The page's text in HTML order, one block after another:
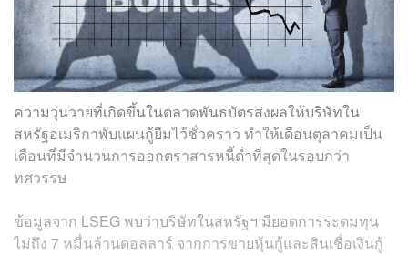
ความวุ่นวายที่เกิดขึ้นในตลาดพันธบัตรส่งผลให้บริษัทใน
สหรัฐอเมริกาพับแผนกู้ยืมไว้ชั่วคราว ทำให้เดือนตุลาคมเป็น
เดือนที่มีจำนวนการออกตราสารหนี้ต่ำที่สุดในรอบกว่า
ทศวรรษ
ข้อมูลจาก LSEG พบว่าบริษัทในสหรัฐฯ มียอดการระดมทุน
ไม่ถึง 7 หมื่นล้านดอลลาร์ จากการขายหุ้นกู้และสินเชื่อเงินกู้